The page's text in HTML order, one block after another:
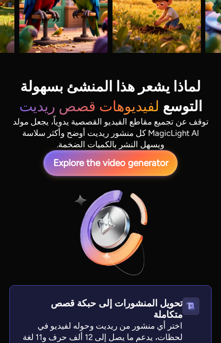
لماذا يشعر هذا المنشئ بسهولة
التوسع لفيديوهات قصص ريديت
توقف عن تجميع مقاطع الفيديو القصصية يدوياً، يجعل مولد
MagicLight AI كل منشور ريديت أوضح وأكثر سلاسة
ويسهل النشر بالكميات الضخمة.
Explore the video generator
تحويل المنشورات إلى حبكة قصص
متكاملة
اختر أي منشور من ريديت وحوله لفيديو في
لحظات، يدعم ما يصل إلى 12 ألف حرف و11 لغة